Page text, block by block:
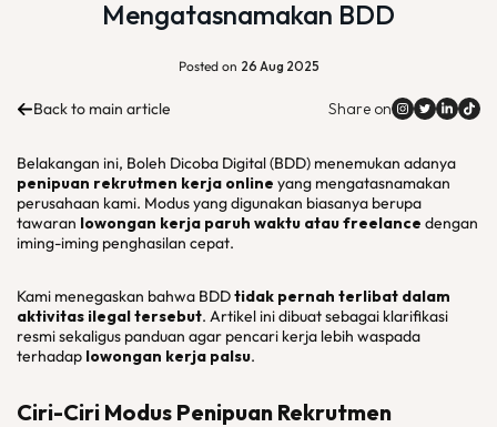
Mengatasnamakan BDD
Posted on 26 Aug 2025
Back to main article Share on
Belakangan ini, Boleh Dicoba Digital (BDD) menemukan adanya
penipuan rekrutmen kerja online yang mengatasnamakan
perusahaan kami. Modus yang digunakan biasanya berupa
tawaran lowongan kerja paruh waktu atau freelance dengan
iming-iming penghasilan cepat.
Kami menegaskan bahwa BDDtidak pernah terlibat dalam
aktivitas ilegal tersebut. Artikel ini dibuat sebagai klarifikasi
resmi sekaligus panduan agar pencari kerja lebih waspada
terhadap lowongan kerja palsu.
Ciri-Ciri Modus Penipuan Rekrutmen